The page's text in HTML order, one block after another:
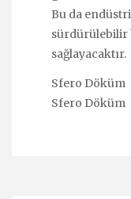
Bu da
sürdürülebilir
sağlayacaktır.
Sfero Döküm
Sfero Döküm